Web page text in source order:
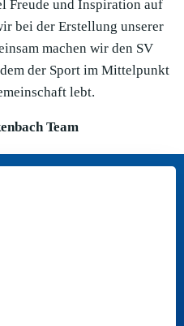
Freude und Inspiration auf
bei der Erstellung unserer
machen wir den SV
der Sport im Mittelpunkt
lebt.
Team